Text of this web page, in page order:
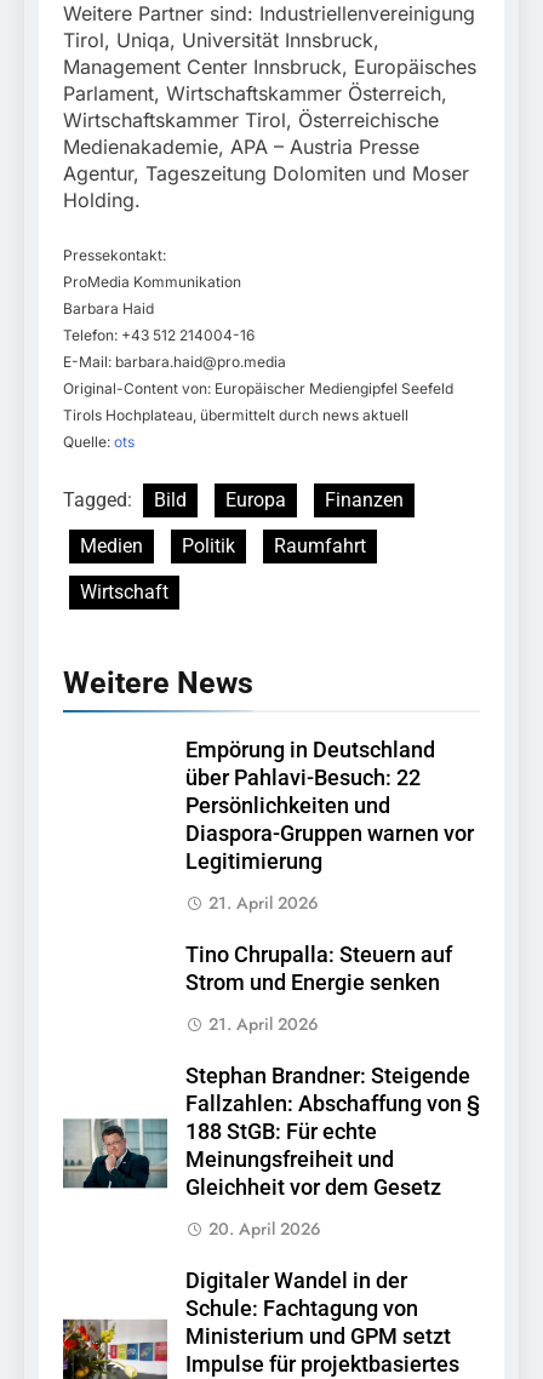
Weitere Partner sind: Industriellenvereinigung
Tirol, Uniqa, Universität Innsbruck,
Management Center Innsbruck, Europäisches
Parlament, Wirtschaftskammer Österreich,
Wirtschaftskammer Tirol, Österreichische
Medienakademie, APA – Austria Presse
Agentur, Tageszeitung Dolomiten und Moser
Holding.
Pressekontakt:
ProMedia Kommunikation
Barbara Haid
Telefon: +43 512 214004-16
E-Mail: barbara.haid@pro.media
Original-Content von: Europäischer Mediengipfel Seefeld
Tirols Hochplateau, übermittelt durch news aktuell
Quelle: ots
Tagged: Bild Europa
Finanzen
Medien
Politik
Raumfahrt
Wirtschaft
Weitere News
Empörung in Deutschland
über Pahlavi-Besuch: 22
Persönlichkeiten und
Diaspora-Gruppen warnen vor
Legitimierung
21. April 2026
Tino Chrupalla: Steuern auf
Strom und Energie senken
21. April 2026
Stephan Brandner: Steigende
Fallzahlen: Abschaffung von §
188 StGB: Für echte
Meinungsfreiheit und
Gleichheit vor dem Gesetz
20. April 2026
Digitaler Wandel in der
Schule: Fachtagung von
Ministerium und GPM setzt
Impulse für projektbasiertes